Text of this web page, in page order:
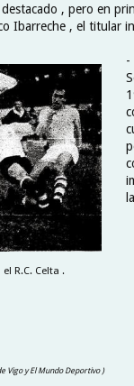
, pero en
Ibarreche , el titular
R.C. Celta .
-
Vigo y El Mundo Deportivo )